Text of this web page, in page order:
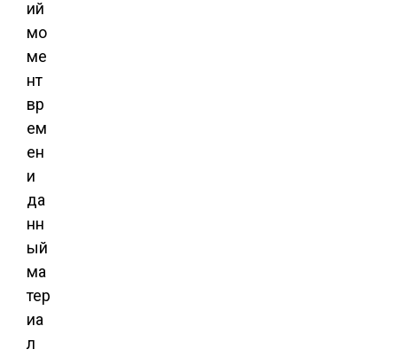
ий
мо
ме
нт
вр
ем
ен
и
да
нн
ый
ма
тер
иа
л